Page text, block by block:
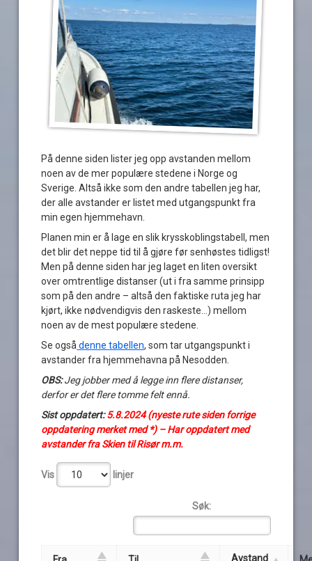
På denne siden lister jeg opp avstanden mellom
noen av de mer populære stedene i Norge og
Sverige. Altså ikke som den andre tabellen jeg har,
der alle avstander er listet med utgangspunkt fra
min egen hjemmehavn.
Planen min er å lage en slik krysskoblingstabell, men
det blir det neppe tid til å gjøre før senhøstes tidligst!
Men på denne siden har jeg laget en liten oversikt
over omtrentlige distanser (ut i fra samme prinsipp
som på den andre – altså den faktiske ruta jeg har
kjørt, ikke nødvendigvis den raskeste…) mellom
noen av de mest populære stedene.
Se også denne tabellen, som tar utgangspunkt i
avstander fra hjemmehavna på Nesodden.
OBS:Jeg jobber med å legge inn flere distanser,
derfor er det flere tomme felt ennå.
Sist oppdatert:5.8.2024 (nyeste rute siden forrige
oppdatering merket med *) – Har oppdatert med
avstander fra Skien til Risør m.m.
Vis linjer
Søk:
Avstand